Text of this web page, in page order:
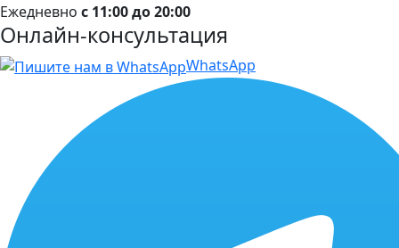
Ежедневно с 11:00 до 20:00
Онлайн-консультация
WhatsApp